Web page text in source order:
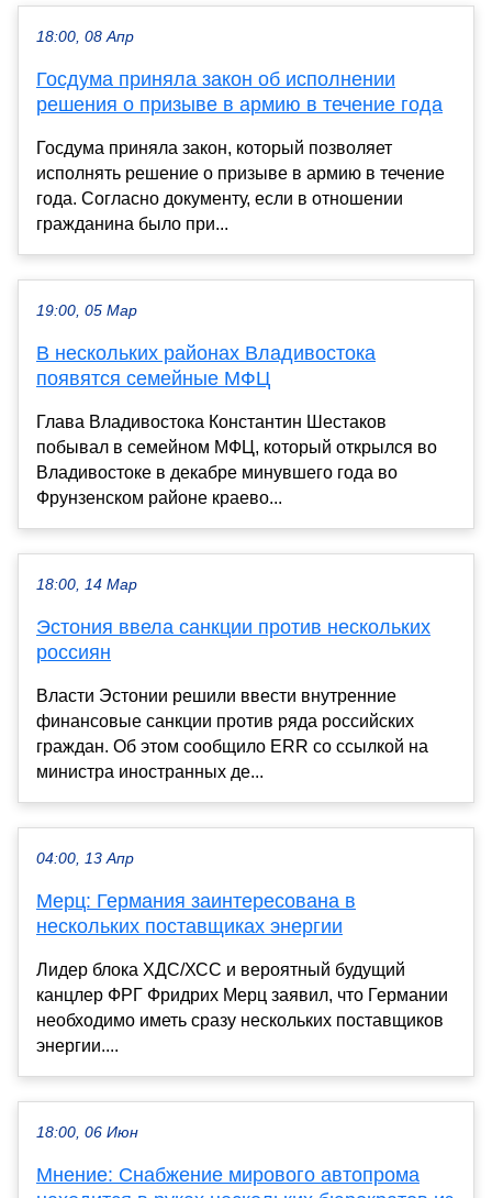
18:00, 08 Апр
Госдума приняла закон об исполнении
решения о призыве в армию в течение года
Госдума приняла закон, который позволяет
исполнять решение о призыве в армию в течение
года. Согласно документу, если в отношении
гражданина было при...
19:00, 05 Мар
В нескольких районах Владивостока
появятся семейные МФЦ
Глава Владивостока Константин Шестаков
побывал в семейном МФЦ, который открылся во
Владивостоке в декабре минувшего года во
Фрунзенском районе краево...
18:00, 14 Мар
Эстония ввела санкции против нескольких
россиян
Власти Эстонии решили ввести внутренние
финансовые санкции против ряда российских
граждан. Об этом сообщило ERR со ссылкой на
министра иностранных де...
04:00, 13 Апр
Мерц: Германия заинтересована в
нескольких поставщиках энергии
Лидер блока ХДС/ХСС и вероятный будущий
канцлер ФРГ Фридрих Мерц заявил, что Германии
необходимо иметь сразу нескольких поставщиков
энергии....
18:00, 06 Июн
Мнение: Снабжение мирового автопрома